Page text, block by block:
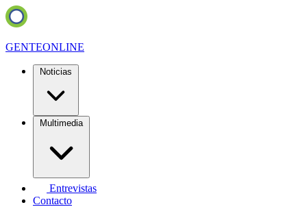
GENTEONLINE
Noticias
Multimedia
Entrevistas
Contacto